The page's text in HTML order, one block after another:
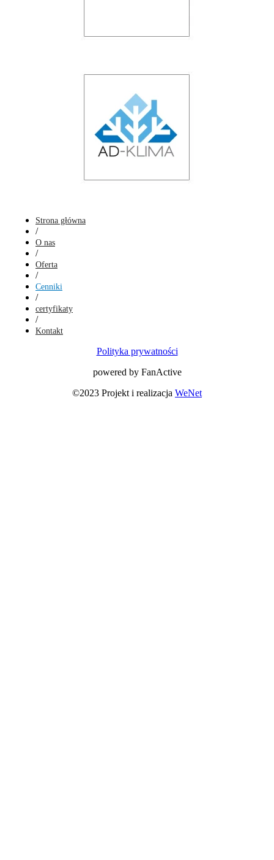
Strona główna
/
O nas
/
Oferta
/
Cenniki
/
certyfikaty
/
Kontakt
Polityka prywatności
powered by FanActive
©2023 Projekt i realizacja WeNet